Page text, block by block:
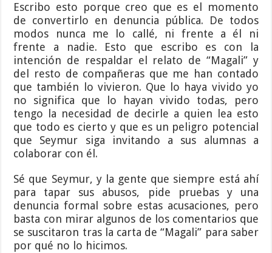
Escribo esto porque creo que es el momento
de convertirlo en denuncia pública. De todos
modos nunca me lo callé, ni frente a él ni
frente a nadie. Esto que escribo es con la
intención de respaldar el relato de “Magali” y
del resto de compañeras que me han contado
que también lo vivieron. Que lo haya vivido yo
no significa que lo hayan vivido todas, pero
tengo la necesidad de decirle a quien lea esto
que todo es cierto y que es un peligro potencial
que Seymur siga invitando a sus alumnas a
colaborar con él.
Sé que Seymur, y la gente que siempre está ahí
para tapar sus abusos, pide pruebas y una
denuncia formal sobre estas acusaciones, pero
basta con mirar algunos de los comentarios que
se suscitaron tras la carta de “Magali” para saber
por qué no lo hicimos.